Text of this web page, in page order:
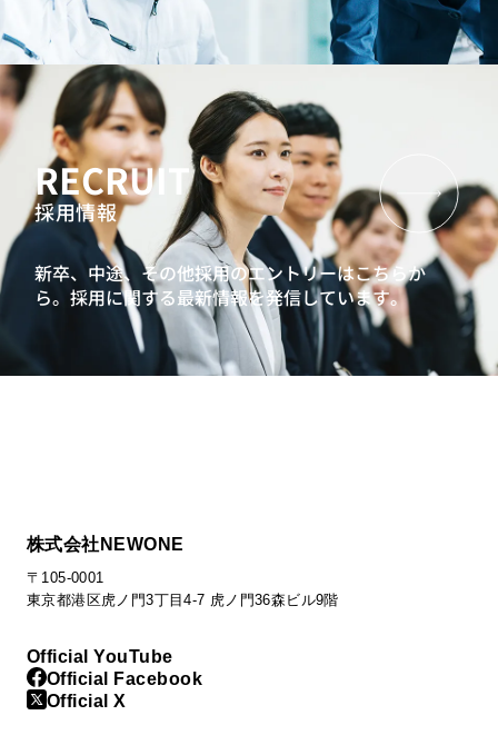
RECRUIT
採用情報
新卒、中途、その他採用のエントリーはこちらか
ら。採用に関する最新情報を発信しています。
株式会社NEWONE
〒105-0001
東京都港区虎ノ門3丁目4-7 虎ノ門36森ビル9階
Official YouTube
Official Facebook
Official X